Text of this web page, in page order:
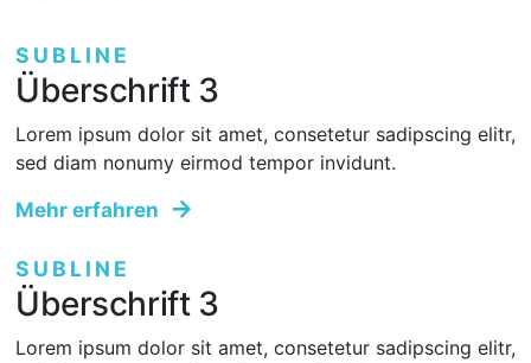
SUBLINE
Überschrift 3
Lorem ipsum dolor sit amet, consetetur sadipscing elitr,
sed diam nonumy eirmod tempor invidunt.
Mehr erfahren
SUBLINE
Überschrift 3
Lorem ipsum dolor sit amet, consetetur sadipscing elitr,